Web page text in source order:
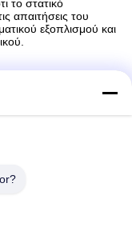
το στατικό
απαιτήσεις του
εξοπλισμού και
Guanlan, περιοχή